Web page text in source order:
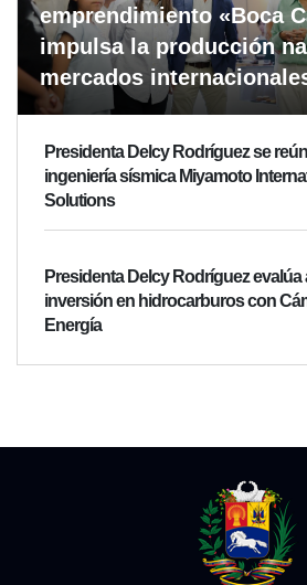
emprendimiento «Boca
impulsa la producción
mercados
Presidenta Delcy Rodríguez se
ingeniería sísmica Miyamoto
Solutions
Presidenta Delcy Rodríguez evalúa
inversión en hidrocarburos con
Energía